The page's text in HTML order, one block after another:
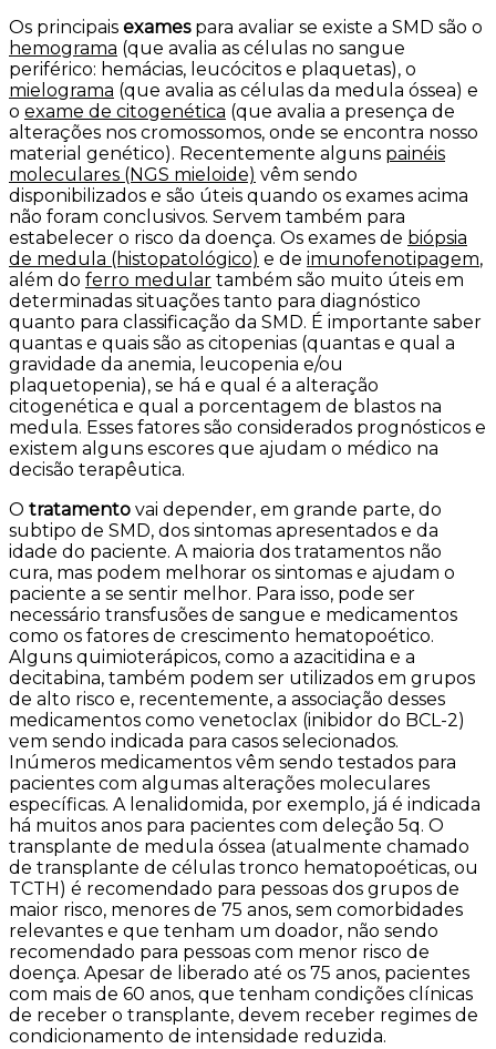
Os principais examespara avaliar se existe a SMD são o
hemograma (que avalia as células no sangue
periférico: hemácias, leucócitos e plaquetas), o
mielograma (que avalia as células da medula óssea) e
o exame de citogenética (que avalia a presença de
alterações nos cromossomos, onde se encontra nosso
material genético). Recentemente alguns painéis
moleculares (NGS mieloide) vêm sendo
disponibilizados e são úteis quando os exames acima
não foram conclusivos. Servem também para
estabelecer o risco da doença. Os exames de biópsia
de medula (histopatológico) e de imunofenotipagem,
além do ferro medular também são muito úteis em
determinadas situações tanto para diagnóstico
quanto para classificação da SMD. É importante saber
quantas e quais são as citopenias (quantas e qual a
gravidade da anemia, leucopenia e/ou
plaquetopenia), se há e qual é a alteração
citogenética e qual a porcentagem de blastos na
medula. Esses fatores são considerados prognósticos e
existem alguns escores que ajudam o médico na
decisão terapêutica.
O tratamento vai depender, em grande parte, do
subtipo de SMD, dos sintomas apresentados e da
idade do paciente. A maioria dos tratamentos não
cura, mas podem melhorar os sintomas e ajudam o
paciente a se sentir melhor. Para isso, pode ser
necessário transfusões de sangue e medicamentos
como os fatores de crescimento hematopoético.
Alguns quimioterápicos, como a azacitidina e a
decitabina, também podem ser utilizados em grupos
de alto risco e, recentemente, a associação desses
medicamentos como venetoclax (inibidor do BCL-2)
vem sendo indicada para casos selecionados.
Inúmeros medicamentos vêm sendo testados para
pacientes com algumas alterações moleculares
específicas. A lenalidomida, por exemplo, já é indicada
há muitos anos para pacientes com deleção 5q. O
transplante de medula óssea (atualmente chamado
de transplante de células tronco hematopoéticas, ou
TCTH) é recomendado para pessoas dos grupos de
maior risco, menores de 75 anos, sem comorbidades
relevantes e que tenham um doador, não sendo
recomendado para pessoas com menor risco de
doença. Apesar de liberado até os 75 anos, pacientes
com mais de 60 anos, que tenham condições clínicas
de receber o transplante, devem receber regimes de
condicionamento de intensidade reduzida.